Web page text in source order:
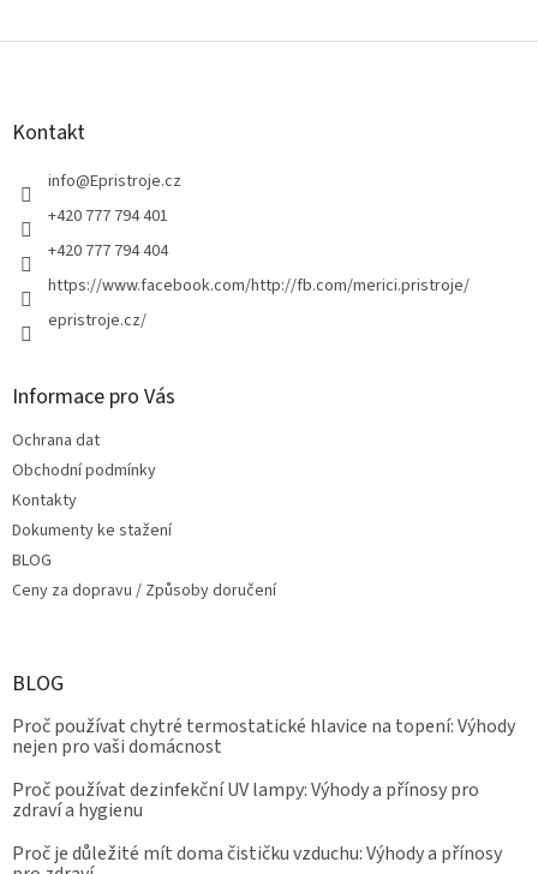
Z
Kontakt
info@Epristroje.cz
+420 777 794 401
+420 777 794 404
https://www.facebook.com/http://fb.com/merici.pristroje/
epristroje.cz/
Informace pro Vás
Ochrana dat
Obchodní podmínky
Kontakty
Dokumenty ke stažení
BLOG
Ceny za dopravu / Způsoby doručení
BLOG
Proč používat chytré termostatické hlavice na topení: Výhody
nejen pro vaši domácnost
Proč používat dezinfekční UV lampy: Výhody a přínosy pro
zdraví a hygienu
Proč je důležité mít doma čističku vzduchu: Výhody a přínosy